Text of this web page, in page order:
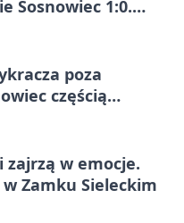
Sosnowiec 1:0.
poza
częścią
zajrzą w emocje.
Zamku Sieleckim